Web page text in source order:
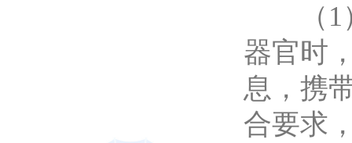
（1）
器官时
息，携
合要求